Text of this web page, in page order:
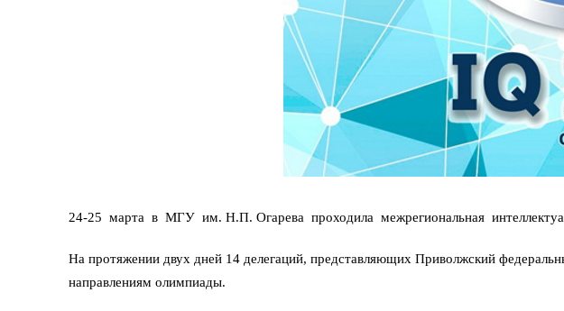
24-25 марта в МГУ им. Н.П. Огарева проходила межрегиональная
На протяжении двух дней 14 делегаций, представляющих Приволжский
направлениям олимпиады.